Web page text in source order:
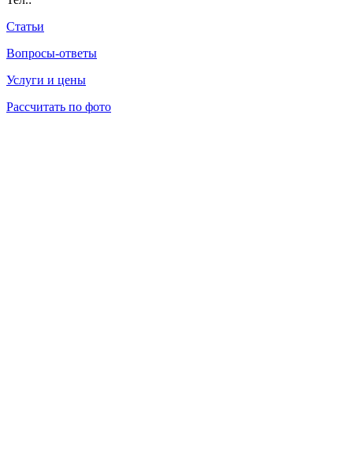
Статьи
Вопросы-ответы
Услуги и цены
Рассчитать по фото